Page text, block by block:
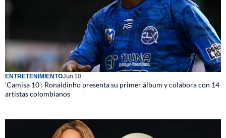
ENTRETENIMIENTOJun 10
'Camisa 10': Ronaldinho presenta su primer álbum y colabora con 14
artistas colombianos